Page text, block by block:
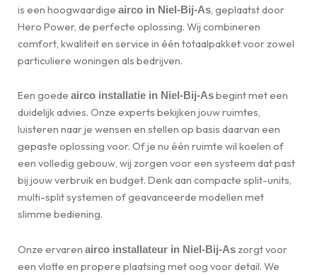
is een hoogwaardige airco in Niel-Bij-As , geplaatst door
Hero Power, de perfecte oplossing. Wij combineren
comfort, kwaliteit en service in één totaalpakket voor zowel
particuliere woningen als bedrijven.
Een goede airco installatie in Niel-Bij-Asbegint met een
duidelijk advies. Onze experts bekijken jouw ruimtes,
luisteren naar je wensen en stellen op basis daarvan een
gepaste oplossing voor. Of je nu één ruimte wil koelen of
een volledig gebouw, wij zorgen voor een systeem dat past
bij jouw verbruik en budget. Denk aan compacte split-units,
multi-split systemen of geavanceerde modellen met
slimme bediening.
Onze ervaren airco installateur in Niel-Bij-Aszorgt voor
een vlotte en propere plaatsing met oog voor detail. We